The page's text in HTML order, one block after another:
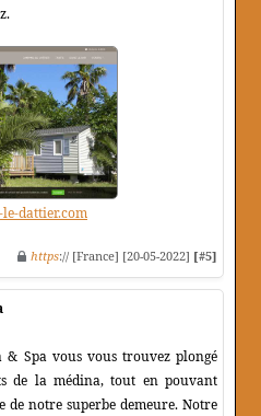
dattier.com
https:// [France] [20-05-2022] [#5]
Spa vous vous trouvez plongé
de la médina, tout en pouvant
notre superbe demeure. Notre